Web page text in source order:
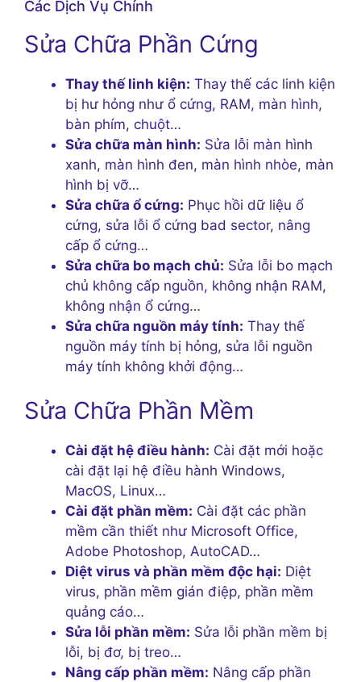
Các Dịch Vụ Chính
Sửa Chữa Phần Cứng
Thay thế linh kiện: Thay thế các linh kiện
bị hư hỏng như ổ cứng, RAM, màn hình,
bàn phím, chuột…
Sửa chữa màn hình: Sửa lỗi màn hình
xanh, màn hình đen, màn hình nhòe, màn
hình bị vỡ…
Sửa chữa ổ cứng: Phục hồi dữ liệu ổ
cứng, sửa lỗi ổ cứng bad sector, nâng
cấp ổ cứng…
Sửa chữa bo mạch chủ: Sửa lỗi bo mạch
chủ không cấp nguồn, không nhận RAM,
không nhận ổ cứng…
Sửa chữa nguồn máy tính: Thay thế
nguồn máy tính bị hỏng, sửa lỗi nguồn
máy tính không khởi động…
Sửa Chữa Phần Mềm
Cài đặt hệ điều hành: Cài đặt mới hoặc
cài đặt lại hệ điều hành Windows,
MacOS, Linux…
Cài đặt phần mềm: Cài đặt các phần
mềm cần thiết như Microsoft Office,
Adobe Photoshop, AutoCAD…
Diệt virus và phần mềm độc hại: Diệt
virus, phần mềm gián điệp, phần mềm
quảng cáo…
Sửa lỗi phần mềm: Sửa lỗi phần mềm bị
lỗi, bị đơ, bị treo…
Nâng cấp phần mềm: Nâng cấp phần